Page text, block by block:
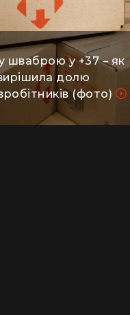
шваброю у +37 – як
долю
(фото)